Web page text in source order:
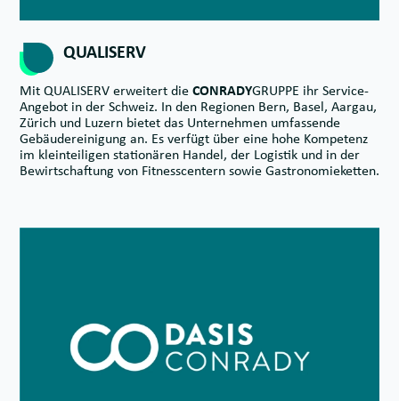
QUALISERV
Mit QUALISERV erweitert die CONRADYGRUPPE ihr Service-
Angebot in der Schweiz. In den Regionen Bern, Basel, Aargau,
Zürich und Luzern bietet das Unternehmen umfassende
Gebäudereinigung an. Es verfügt über eine hohe Kompetenz
im kleinteiligen stationären Handel, der Logistik und in der
Bewirtschaftung von Fitnesscentern sowie Gastronomieketten.